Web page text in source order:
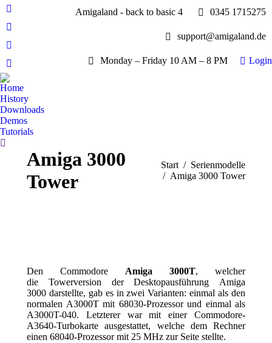
Facebook
page
opens
new
window
YouTube
page
opens
in
new
window
Whatsapp
page
opens
in
new
window
E-
Mail
page
opens
in
new
Amigaland - back to basic 4 0345 1715275
support@amigaland.de
Monday – Friday 10 AM – 8 PM Login
Home
History
Downloads
Demos
Tutorials
Search:
Amiga 3000
Tower
Sie befinden sich hier:
Start
Serienmodelle
Amiga 3000 Tower
Den Commodore Amiga 3000T, welcher
die Towerversion der Desktopausführung Amiga
3000 darstellte, gab es in zwei Varianten: einmal als den
normalen A3000T mit 68030-Prozessor und einmal als
A3000T-040. Letzterer war mit einer Commodore-
A3640-Turbokarte ausgestattet, welche dem Rechner
einen 68040-Prozessor mit 25 MHz zur Seite stellte.